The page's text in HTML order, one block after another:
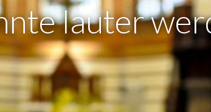
lauter